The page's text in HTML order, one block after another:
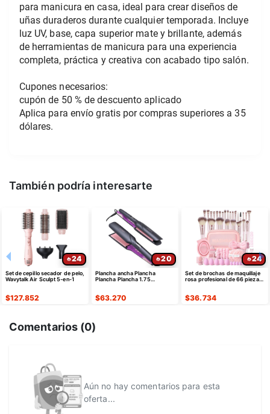
para manicura en casa, ideal para crear diseños de
uñas duraderos durante cualquier temporada. Incluye
luz UV, base, capa superior mate y brillante, además
de herramientas de manicura para una experiencia
completa, práctica y creativa con acabado tipo salón.
Cupones necesarios:
cupón de 50 % de descuento aplicado
Aplica para envío gratis por compras superiores a 35
dólares.
También podría interesarte
24
Set de cepillo secador de pelo,
Wavytalk Air Sculpt 5-en-1
$127.852
20
Plancha ancha Plancha
Plancha Plancha 1.75
$63.270
24
Set de brochas de maquillaje
rosa profesional de 66 piezas
$36.734
Comentarios (0)
Aún no hay comentarios para esta
oferta...